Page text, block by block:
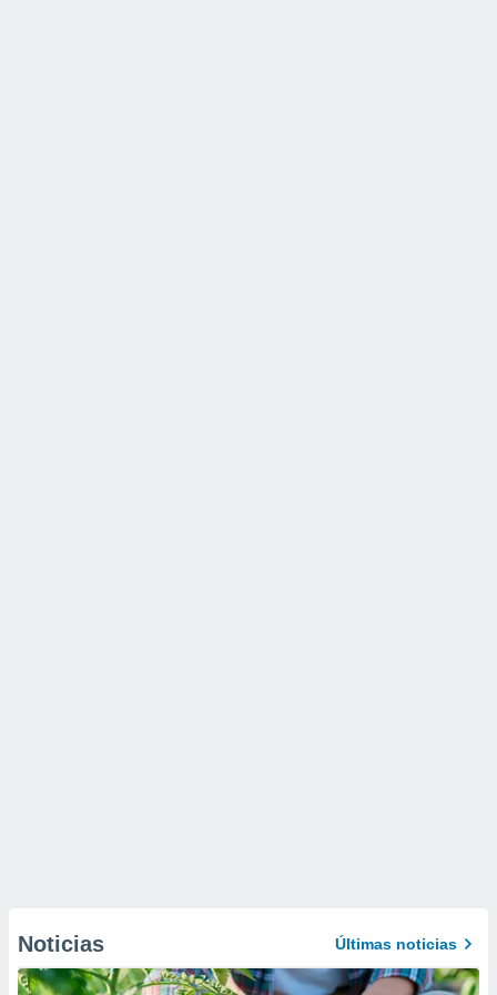
Noticias Últimas noticias